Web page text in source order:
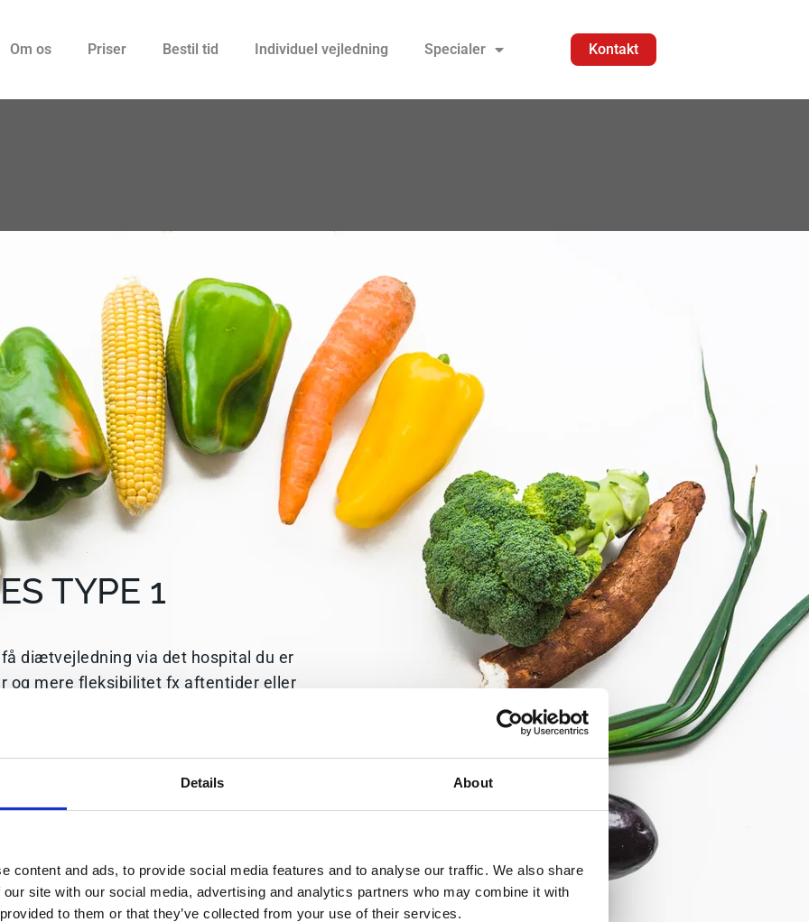
Details About
content and ads, to provide social media features and to analyse our traffic. We also share
site with our social media, advertising and analytics partners who may combine it with
to them or that they’ve collected from your use of their services.
Om os Priser Bestil tid Individuel vejledning Specialer Kontakt
TYPE 1
diætvejledning via det hospital du er
og mere fleksibilitet fx aftentider eller
sparring og diætbehandling fx
eller er penbehandlet. Det
og ikke har fået tilfredsstillende
dit ambulatorie.